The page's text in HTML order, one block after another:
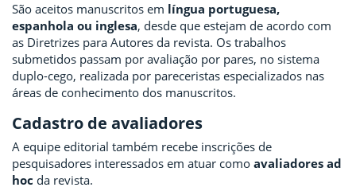
São aceitos manuscritos em língua portuguesa,
espanhola ou inglesa, desde que estejam de acordo com
as Diretrizes para Autores da revista. Os trabalhos
submetidos passam por avaliação por pares, no sistema
duplo-cego, realizada por pareceristas especializados nas
áreas de conhecimento dos manuscritos.
Cadastro de avaliadores
A equipe editorial também recebe inscrições de
pesquisadores interessados em atuar como avaliadores ad
hoc da revista.